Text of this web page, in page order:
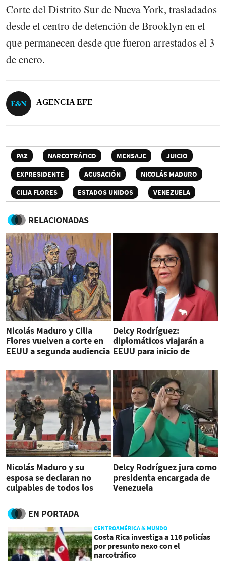
Corte del Distrito Sur de Nueva York, trasladados
desde el centro de detención de Brooklyn en el
que permanecen desde que fueron arrestados el 3
de enero.
AGENCIA EFE
PAZ NARCOTRÁFICO MENSAJE
JUICIO
EXPRESIDENTE
ACUSACIÓN
NICOLÁS MADURO
CILIA FLORES
ESTADOS UNIDOS VENEZUELA
RELACIONADAS
Nicolás Maduro y Cilia
Flores vuelven a corte en
EEUU a segunda audiencia
Delcy Rodríguez:
diplomáticos viajarán a
EEUU para inicio de
Nicolás Maduro y su
esposa se declaran no
culpables de todos los
Delcy Rodríguez jura como
presidenta encargada de
Venezuela
EN PORTADA
CENTROAMÉRICA & MUNDO
Costa Rica investiga a 116 policías
por presunto nexo con el
narcotráfico